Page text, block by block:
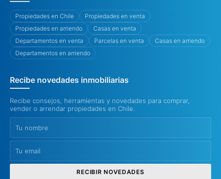
Propiedades en Chile
Propiedades en venta
Propiedades en arriendo
Casas en venta
Departamentos en venta
Parcelas en venta
Casas en arriendo
Departamentos en arriendo
Recibe novedades inmobiliarias
Recibe consejos, herramientas y novedades para comprar,
vender o arrendar propiedades en Chile.
RECIBIR NOVEDADES